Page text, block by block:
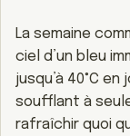
La semaine
ciel d’un bleu
jusqu’à 40°C
soufflant à
rafraîchir quoi